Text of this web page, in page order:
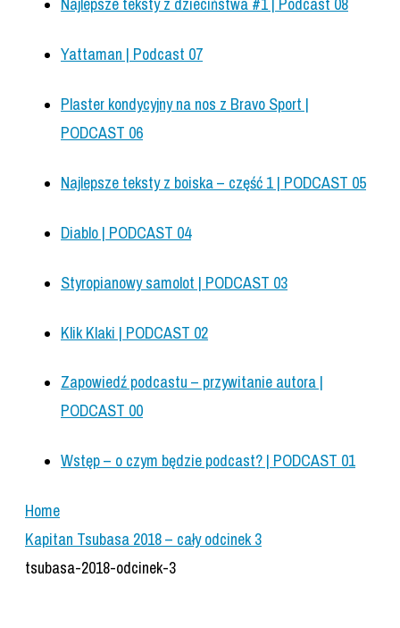
Yattaman | Podcast 07
Plaster kondycyjny na nos z Bravo Sport |
PODCAST 06
Najlepsze teksty z boiska – część 1 | PODCAST 05
Diablo | PODCAST 04
Styropianowy samolot | PODCAST 03
Klik Klaki | PODCAST 02
Zapowiedź podcastu – przywitanie autora |
PODCAST 00
Wstęp – o czym będzie podcast? | PODCAST 01
Home
Kapitan Tsubasa 2018 – cały odcinek 3
tsubasa-2018-odcinek-3